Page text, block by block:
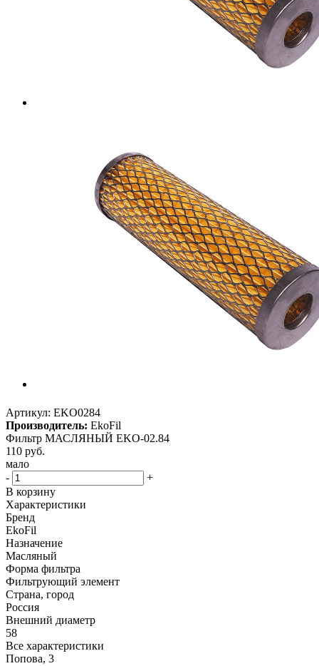
Артикул: EKO0284
Производитель: EkoFil
Фильтр МАСЛЯНЫЙ EKO-02.84
110 руб.
мало
-
+
В корзину
Характеристики
Бренд
EkoFil
Назначение
Масляный
Форма фильтра
Фильтрующий элемент
Страна, город
Россия
Внешний диаметр
58
Все характеристики
Попова, 3